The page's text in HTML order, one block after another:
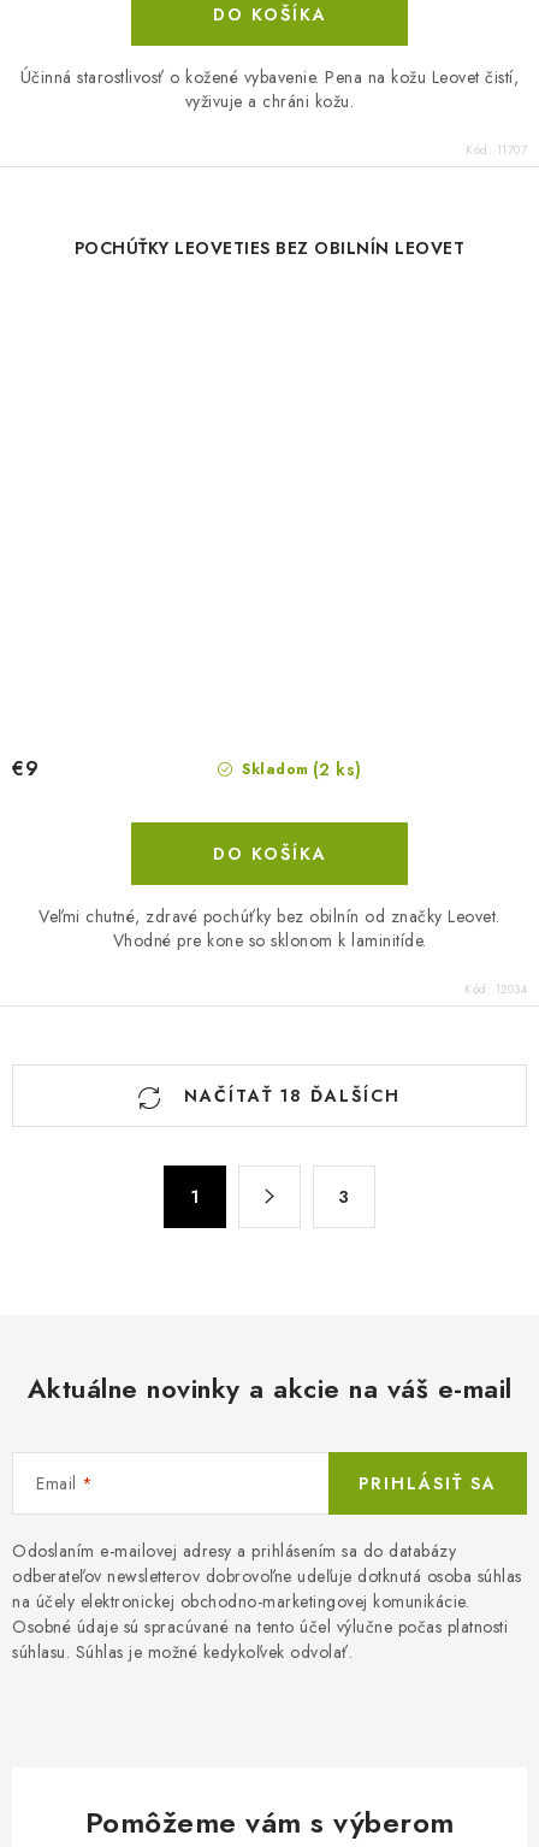
DO KOŠÍKA
Účinná starostlivosť o kožené vybavenie. Pena na kožu Leovet čistí,
vyživuje a chráni kožu.
Kód: 11707
POCHÚŤKY LEOVETIES BEZ OBILNÍN LEOVET
Skladom (2 ks)
€9
DO KOŠÍKA
Veľmi chutné, zdravé pochúťky bez obilnín od značky Leovet.
Vhodné pre kone so sklonom k laminitíde.
Kód: 12034
O
k
v
ý
p
i
s
NAČÍTAŤ 18 ĎALŠÍCH
1 3
Aktuálne novinky a akcie na váš e-mail
Email
Odoslaním e-mailovej adresy a prihlásením sa do databázy
odberateľov newsletterov dobrovoľne udeľuje dotknutá osoba súhlas
na účely elektronickej obchodno-marketingovej komunikácie.
Osobné údaje sú spracúvané na tento účel výlučne počas platnosti
súhlasu. Súhlas je možné kedykoľvek odvolať.
PRIHLÁSIŤ SA
Pomôžeme vám s výberom